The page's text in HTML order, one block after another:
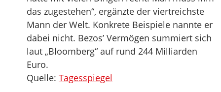
das zugestehen“, ergänzte der viertreichste
Mann der Welt. Konkrete Beispiele nannte er
dabei nicht. Bezos’ Vermögen summiert sich
laut „Bloomberg“ auf rund 244 Milliarden
Euro.
Quelle: Tagesspiegel